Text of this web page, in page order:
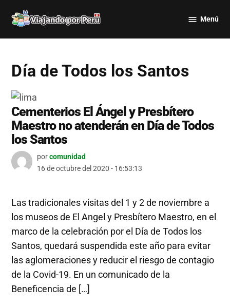
por Perú
Menú
Día de Todos los Santos
Cementerios El Ángel y Presbítero
Maestro no atenderán en Día de Todos
los Santos
porcomunidad
16 de octubre del 2020 - 16:53:13
Las tradicionales visitas del 1 y 2 de noviembre a
los museos de El Angel y Presbítero Maestro, en el
marco de la celebración por el Día de Todos los
Santos, quedará suspendida este año para evitar
las aglomeraciones y reducir el riesgo de contagio
de la Covid-19. En un comunicado de la
Beneficencia de […]